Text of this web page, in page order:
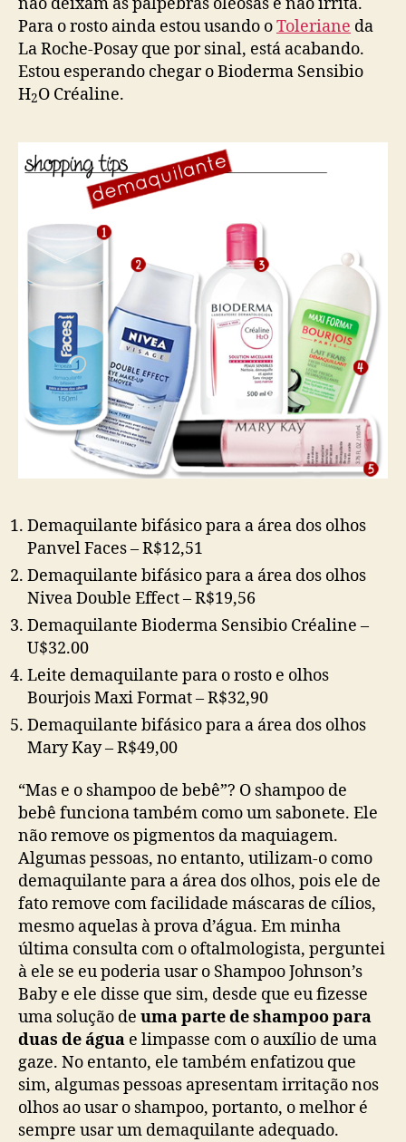
Para o rosto ainda estou usando oToleriane da
La Roche-Posay que por sinal, está acabando.
Estou esperando chegar o Bioderma Sensibio
H2O Créaline.
Demaquilante bifásico para a área dos olhos
Panvel Faces – R$12,51
Demaquilante bifásico para a área dos olhos
Nivea Double Effect – R$19,56
Demaquilante Bioderma Sensibio Créaline –
U$32.00
Leite demaquilante para o rosto e olhos
Bourjois Maxi Format – R$32,90
Demaquilante bifásico para a área dos olhos
Mary Kay – R$49,00
“Mas e o shampoo de bebê”? O shampoo de
bebê funciona também como um sabonete. Ele
não remove os pigmentos da maquiagem.
Algumas pessoas, no entanto, utilizam-o como
demaquilante para a área dos olhos, pois ele de
fato remove com facilidade máscaras de cílios,
mesmo aquelas à prova d’água. Em minha
última consulta com o oftalmologista, perguntei
à ele se eu poderia usar o Shampoo Johnson’s
Baby e ele disse que sim, desde que eu fizesse
uma solução de uma parte de shampoo para
duas de água e limpasse com o auxílio de uma
gaze. No entanto, ele também enfatizou que
sim, algumas pessoas apresentam irritação nos
olhos ao usar o shampoo, portanto, o melhor é
sempre usar um demaquilante adequado.